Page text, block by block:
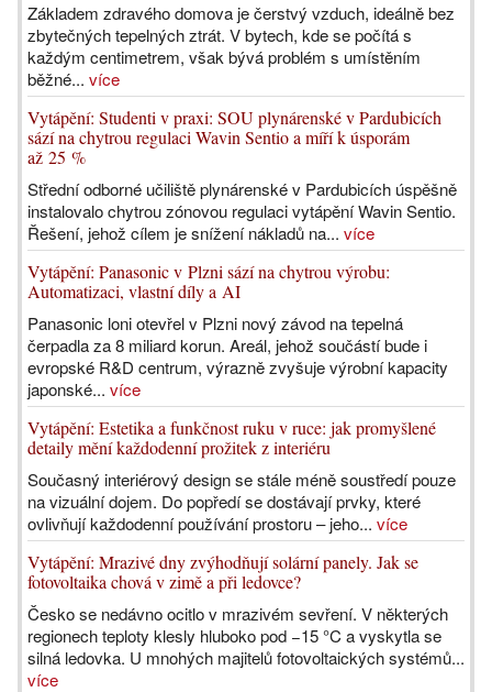
Základem zdravého domova je čerstvý vzduch, ideálně bez
zbytečných tepelných ztrát. V bytech, kde se počítá s
každým centimetrem, však bývá problém s umístěním
běžné... více
Vytápění: Studenti v praxi: SOU plynárenské v Pardubicích
sází na chytrou regulaci Wavin Sentio a míří k úsporám
až 25 %
Střední odborné učiliště plynárenské v Pardubicích úspěšně
instalovalo chytrou zónovou regulaci vytápění Wavin Sentio.
Řešení, jehož cílem je snížení nákladů na... více
Vytápění: Panasonic v Plzni sází na chytrou výrobu:
Automatizaci, vlastní díly a AI
Panasonic loni otevřel v Plzni nový závod na tepelná
čerpadla za 8 miliard korun. Areál, jehož součástí bude i
evropské R&D centrum, výrazně zvyšuje výrobní kapacity
japonské... více
Vytápění: Estetika a funkčnost ruku v ruce: jak promyšlené
detaily mění každodenní prožitek z interiéru
Současný interiérový design se stále méně soustředí pouze
na vizuální dojem. Do popředí se dostávají prvky, které
ovlivňují každodenní používání prostoru – jeho... více
Vytápění: Mrazivé dny zvýhodňují solární panely. Jak se
fotovoltaika chová v zimě a při ledovce?
Česko se nedávno ocitlo v mrazivém sevření. V některých
regionech teploty klesly hluboko pod −15 °C a vyskytla se
silná ledovka. U mnohých majitelů fotovoltaických systémů...
více